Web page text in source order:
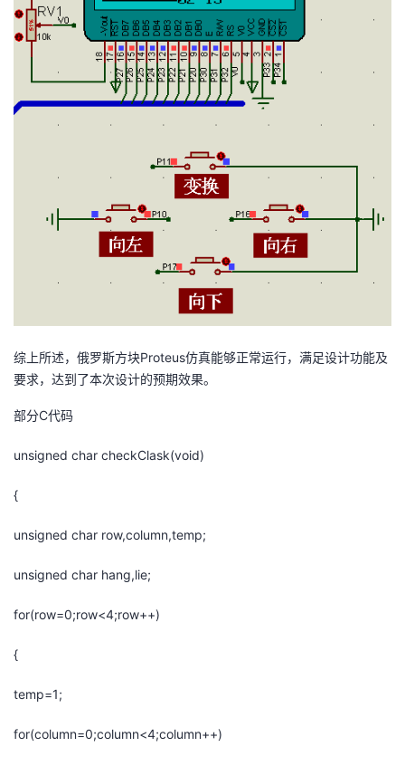
综上所述，俄罗斯方块Proteus仿真能够正常运行，满足设计功能及
要求，达到了本次设计的预期效果。
部分C代码
unsigned char checkClask(void)
{
unsigned char row,column,temp;
unsigned char hang,lie;
for(row=0;row<4;row++)
{
temp=1;
for(column=0;column<4;column++)